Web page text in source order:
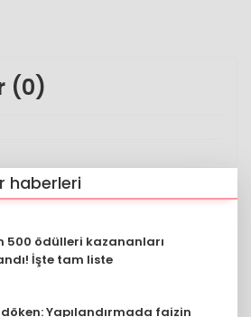
(0)
haberleri
500 ödülleri kazananları
İşte tam liste
Yapılandırmada faizin